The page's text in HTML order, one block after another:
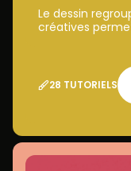
Le dessin
créatives
28 TUTORIELS